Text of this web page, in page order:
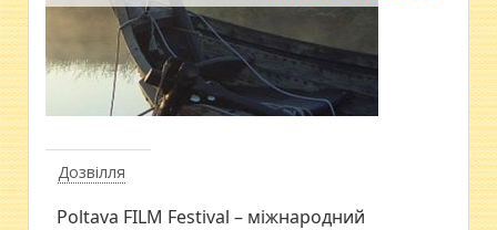
Дозвілля
Poltava FILM Festival – міжнародний